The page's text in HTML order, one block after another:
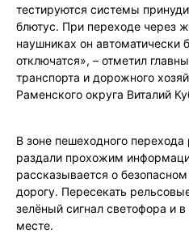
тестируются системы
блютус. При переходе через
наушниках он автоматически
отключатся», – отметил
транспорта и дорожного
Раменского округа Виталий
В зоне пешеходного
раздали прохожим
рассказывается о
дорогу. Пересекать
зелёный сигнал светофора и
месте.